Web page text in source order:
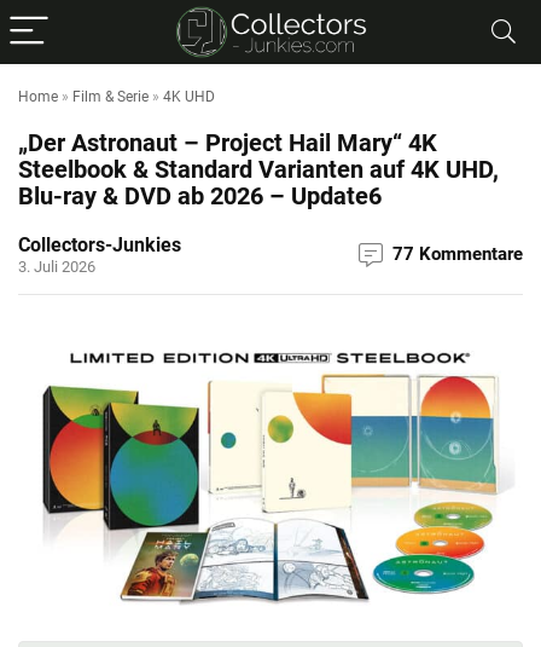
Home » Film & Serie » 4K UHD
„Der Astronaut – Project Hail Mary“ 4K
Steelbook & Standard Varianten auf 4K UHD,
Blu-ray & DVD ab 2026 – Update6
Collectors-Junkies
3. Juli 2026
77 Kommentare